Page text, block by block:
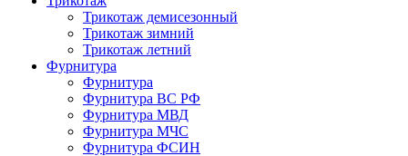
Трикотаж демисезонный
Трикотаж зимний
Трикотаж летний
Фурнитура
Фурнитура
Фурнитура ВС РФ
Фурнитура МВД
Фурнитура МЧС
Фурнитура ФСИН